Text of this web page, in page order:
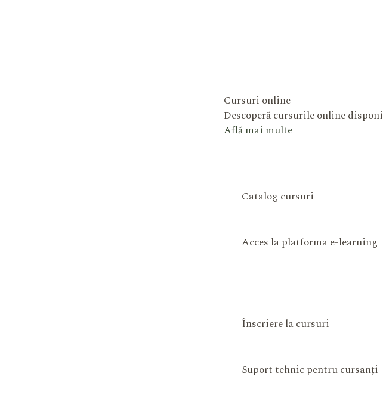
Cursuri online
Descoperă cursurile online
Află mai multe
Catalog cursuri
Acces la platforma e-learning
Înscriere la cursuri
Suport tehnic pentru cursanți